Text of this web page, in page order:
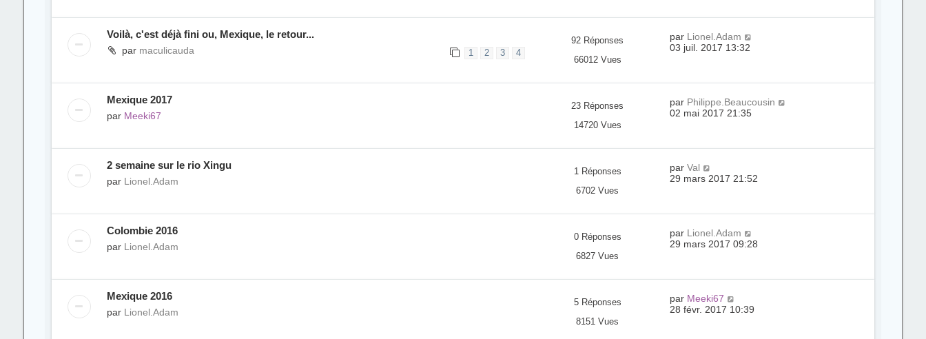
Voilà, c'est déjà fini ou, Mexique, le retour...
par maculicauda 1 2 3 4
92 Réponses
66012 Vues
par Lionel.Adam
03 juil. 2017 13:32
Mexique 2017
par Meeki67
23 Réponses
14720 Vues
par Philippe.Beaucousin
02 mai 2017 21:35
2 semaine sur le rio Xingu
par Lionel.Adam
1 Réponses
6702 Vues
parVal
29 mars 2017 21:52
Colombie 2016
par Lionel.Adam
0 Réponses
6827 Vues
par Lionel.Adam
29 mars 2017 09:28
Mexique 2016
par Lionel.Adam
5 Réponses
8151 Vues
par Meeki67
28 févr. 2017 10:39